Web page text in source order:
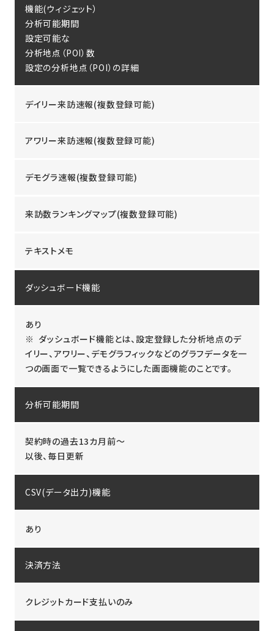
機能(ウィジェット）
分析可能期間
設定可能な
分析地点（POI）数
設定の分析地点（POI）の詳細
デイリー来訪速報(複数登録可能)
アワリー来訪速報(複数登録可能)
デモグラ速報(複数登録可能)
来訪数ランキングマップ(複数登録可能)
テキストメモ
ダッシュボード機能
あり
※ ダッシュボード機能とは、設定登録した分析地点のデ
イリー、アワリー、デモグラフィックなどのグラフデータを一
つの画面で一覧できるようにした画面機能のことです。
分析可能期間
契約時の過去13カ月前～
以後、毎日更新
CSV(データ出力)機能
あり
決済方法
クレジットカード支払いのみ